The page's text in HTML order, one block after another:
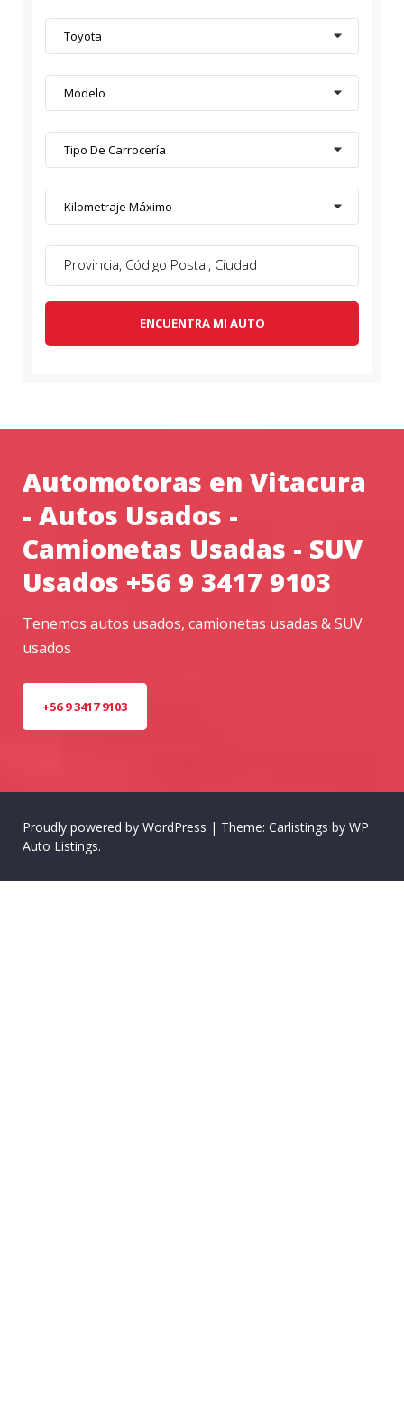
ENCUENTRA MI AUTO
Toyota
Modelo
Tipo De Carrocería
Kilometraje Máximo
Automotoras en Vitacura
- Autos Usados -
Camionetas Usadas - SUV
Usados +56 9 3417 9103
Tenemos autos usados, camionetas usadas & SUV
usados
+56 9 3417 9103
Proudly powered by WordPress | Theme: Carlistings by WP
Auto Listings.